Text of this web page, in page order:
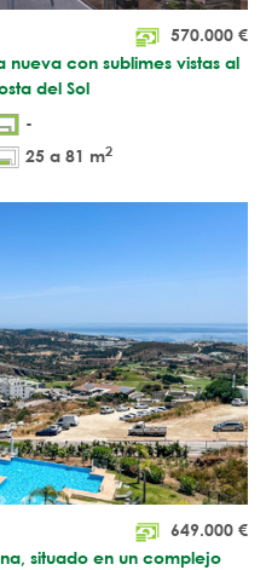
570.000 €
nueva con sublimes vistas al
del Sol
-
25 a 81 m2
649.000 €
situado en un complejo